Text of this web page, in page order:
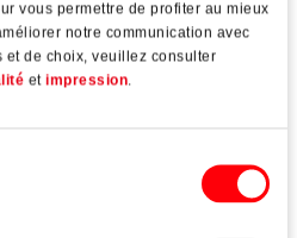
vous permettre de profiter au mieux
notre communication avec
et de choix, veuillez consulter
et impression.